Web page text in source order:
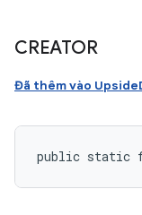
CREATOR
Đã thêm vào
public static